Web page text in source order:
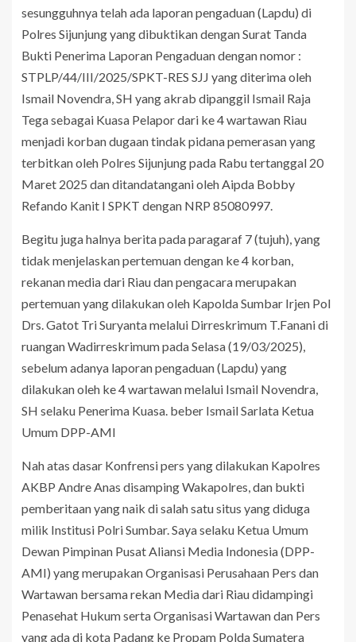
sesungguhnya telah ada laporan pengaduan (Lapdu) di
Polres Sijunjung yang dibuktikan dengan Surat Tanda
Bukti Penerima Laporan Pengaduan dengan nomor :
STPLP/44/III/2025/SPKT-RES SJJ yang diterima oleh
Ismail Novendra, SH yang akrab dipanggil Ismail Raja
Tega sebagai Kuasa Pelapor dari ke 4 wartawan Riau
menjadi korban dugaan tindak pidana pemerasan yang
terbitkan oleh Polres Sijunjung pada Rabu tertanggal 20
Maret 2025 dan ditandatangani oleh Aipda Bobby
Refando Kanit I SPKT dengan NRP 85080997.
Begitu juga halnya berita pada paragaraf 7 (tujuh), yang
tidak menjelaskan pertemuan dengan ke 4 korban,
rekanan media dari Riau dan pengacara merupakan
pertemuan yang dilakukan oleh Kapolda Sumbar Irjen Pol
Drs. Gatot Tri Suryanta melalui Dirreskrimum T.Fanani di
ruangan Wadirreskrimum pada Selasa (19/03/2025),
sebelum adanya laporan pengaduan (Lapdu) yang
dilakukan oleh ke 4 wartawan melalui Ismail Novendra,
SH selaku Penerima Kuasa. beber Ismail Sarlata Ketua
Umum DPP-AMI
Nah atas dasar Konfrensi pers yang dilakukan Kapolres
AKBP Andre Anas disamping Wakapolres, dan bukti
pemberitaan yang naik di salah satu situs yang diduga
milik Institusi Polri Sumbar. Saya selaku Ketua Umum
Dewan Pimpinan Pusat Aliansi Media Indonesia (DPP-
AMI) yang merupakan Organisasi Perusahaan Pers dan
Wartawan bersama rekan Media dari Riau didampingi
Penasehat Hukum serta Organisasi Wartawan dan Pers
yang ada di kota Padang ke Propam Polda Sumatera